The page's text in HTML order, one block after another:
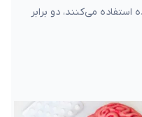
می‌کنند، دو برابر